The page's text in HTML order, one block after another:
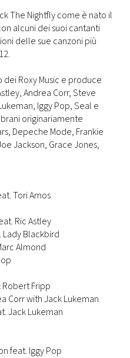
The Nightfly come è nato il
alcuni dei suoi cantanti
delle sue canzoni più
dei Roxy Music e produce
Andrea Corr, Steve
Iggy Pop, Seal e
originariamente
Depeche Mode, Frankie
Jackson, Grace Jones,
Tori Amos
Ric Astley
Lady Blackbird
Almond
Robert Fripp
Corr with Jack Lukeman
Jack Lukeman
feat. Iggy Pop